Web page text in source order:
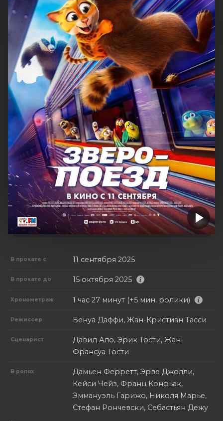
В прокате с 11 сентября 2025
В прокате до 15 октября 2025
Хронометраж 1 час 27 минут (+5 мин. ролики)
Режиссер Бенуа Даффи, Жан-Кристиан Тасси
Сценарист
Давид Ало, Эрик Тости, Жан-
Франсуа Тости
В ролях
Дамьен Ферретт, Эрве Джолли,
Кейси Чейз, Франц Конфьак,
Эммануэль Гарижо, Николя Марье,
Стефан Рончевски, Себастьян Дежу